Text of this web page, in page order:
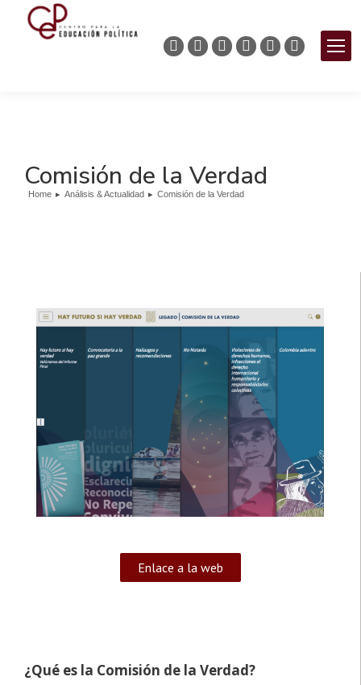
Comisión de la Verdad
You are here:
Home Análisis & Actualidad Comisión de la Verdad
¿Qué es la Comisión de la Verdad?
Enlace a la web